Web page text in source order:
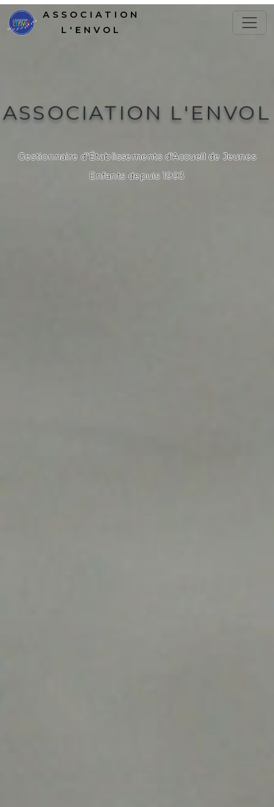
ASSOCIATION
L'ENVOL
ASSOCIATION L'ENVOL
Gestionnaire d'Établissements d'Accueil de Jeunes
Enfants depuis 1993